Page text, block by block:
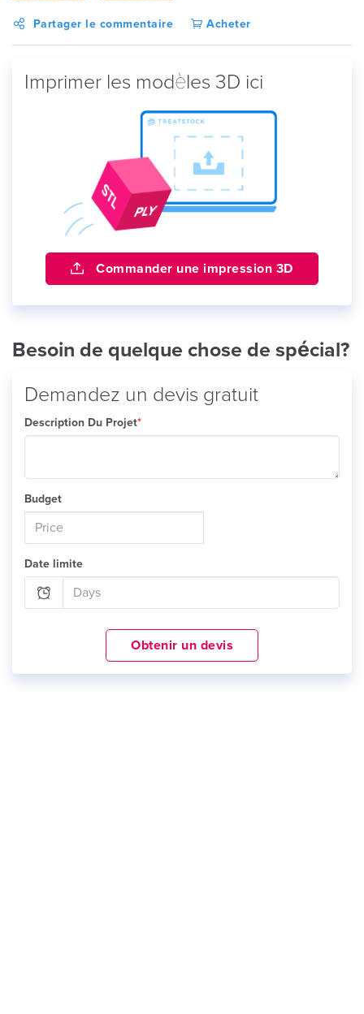
Partager le commentaire Acheter
Imprimer les modèles 3D ici
Commander une impression 3D
Besoin de quelque chose de spécial?
Demandez un devis gratuit
Description Du Projet*
Budget
Date limite
Obtenir un devis